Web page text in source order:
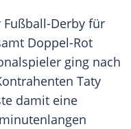
Derby für
Doppel-Rot
ging nach
Taty
damit eine